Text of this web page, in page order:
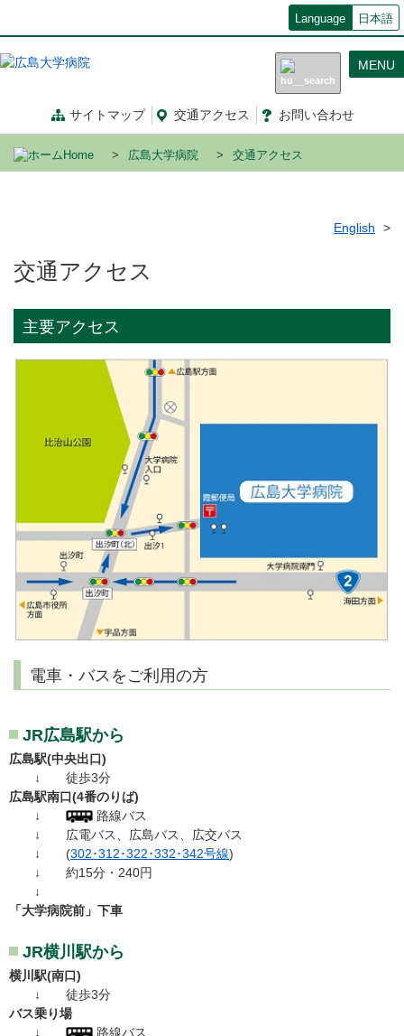
コ
Language 日本語
サイトマップ 交通アクセス お問い合わせ
MENU
Home 広島大学病院 交通アクセス
English
交通アクセス
主要アクセス
電車・バスをご利用の方
JR広島駅から
広島駅(中央出口)
↓ 徒歩3分
広島駅南口(4番のりば)
↓
路線バス
↓
広電バス、広島バス、広交バス
↓ (302･312･322･332･342号線)
↓ 約15分・240円
↓
「大学病院前」下車
JR横川駅から
横川駅(南口)
↓ 徒歩3分
バス乗り場
↓
路線バス